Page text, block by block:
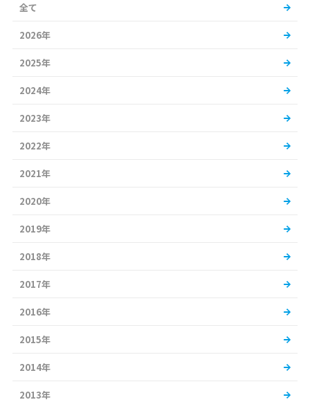
全て
2026年
2025年
2024年
2023年
2022年
2021年
2020年
2019年
2018年
2017年
2016年
2015年
2014年
2013年